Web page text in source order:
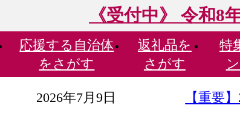
《受付中》 令和8
応援する 自治体
をさがす
返礼品を
さがす
特
2026年7月9日 【重要